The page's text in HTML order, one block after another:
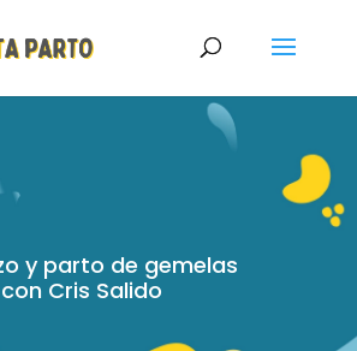
y parto de gemelas
Cris Salido